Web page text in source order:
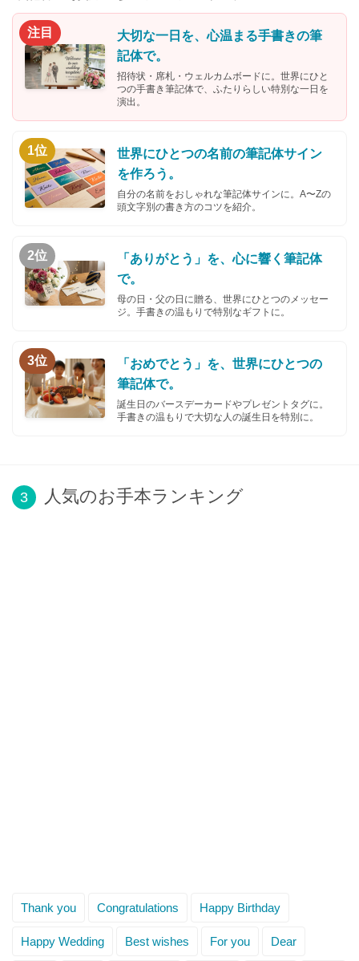
注目
大切な一日を、心温まる手書きの筆
記体で。
招待状・席札・ウェルカムボードに。世界にひと
つの手書き筆記体で、ふたりらしい特別な一日を
演出。
1位
世界にひとつの名前の筆記体サイン
を作ろう。
自分の名前をおしゃれな筆記体サインに。A〜Zの
頭文字別の書き方のコツを紹介。
2位
「ありがとう」を、心に響く筆記体
で。
母の日・父の日に贈る、世界にひとつのメッセー
ジ。手書きの温もりで特別なギフトに。
3位
「おめでとう」を、世界にひとつの
筆記体で。
誕生日のバースデーカードやプレゼントタグに。
手書きの温もりで大切な人の誕生日を特別に。
3 人気のお手本ランキング
Thank you Congratulations Happy Birthday
Happy Wedding Best wishes For you Dear